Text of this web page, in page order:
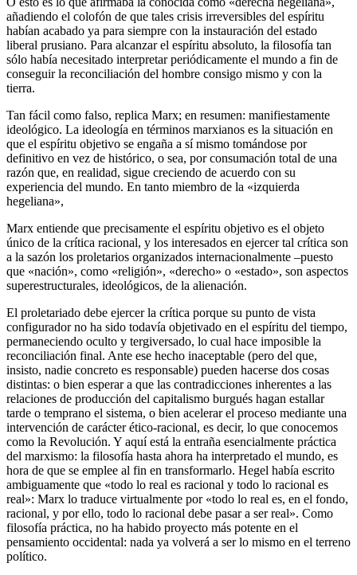
añadiendo el colofón de que tales crisis irreversibles del espíritu
habían acabado ya para siempre con la instauración del estado
liberal prusiano. Para alcanzar el espíritu absoluto, la filosofía tan
sólo había necesitado interpretar periódicamente el mundo a fin de
conseguir la reconciliación del hombre consigo mismo y con la
tierra.
Tan fácil como falso, replica Marx; en resumen: manifiestamente
ideológico. La ideología en términos marxianos es la situación en
que el espíritu objetivo se engaña a sí mismo tomándose por
definitivo en vez de histórico, o sea, por consumación total de una
razón que, en realidad, sigue creciendo de acuerdo con su
experiencia del mundo. En tanto miembro de la «izquierda
hegeliana»,
Marx entiende que precisamente el espíritu objetivo es el objeto
único de la crítica racional, y los interesados en ejercer tal crítica son
a la sazón los proletarios organizados internacionalmente –puesto
que «nación», como «religión», «derecho» o «estado», son aspectos
superestructurales, ideológicos, de la alienación.
El proletariado debe ejercer la crítica porque su punto de vista
configurador no ha sido todavía objetivado en el espíritu del tiempo,
permaneciendo oculto y tergiversado, lo cual hace imposible la
reconciliación final. Ante ese hecho inaceptable (pero del que,
insisto, nadie concreto es responsable) pueden hacerse dos cosas
distintas: o bien esperar a que las contradicciones inherentes a las
relaciones de producción del capitalismo burgués hagan estallar
tarde o temprano el sistema, o bien acelerar el proceso mediante una
intervención de carácter ético-racional, es decir, lo que conocemos
como la Revolución. Y aquí está la entraña esencialmente práctica
del marxismo: la filosofía hasta ahora ha interpretado el mundo, es
hora de que se emplee al fin en transformarlo. Hegel había escrito
ambiguamente que «todo lo real es racional y todo lo racional es
real»: Marx lo traduce virtualmente por «todo lo real es, en el fondo,
racional, y por ello, todo lo racional debe pasar a ser real». Como
filosofía práctica, no ha habido proyecto más potente en el
pensamiento occidental: nada ya volverá a ser lo mismo en el terreno
político.